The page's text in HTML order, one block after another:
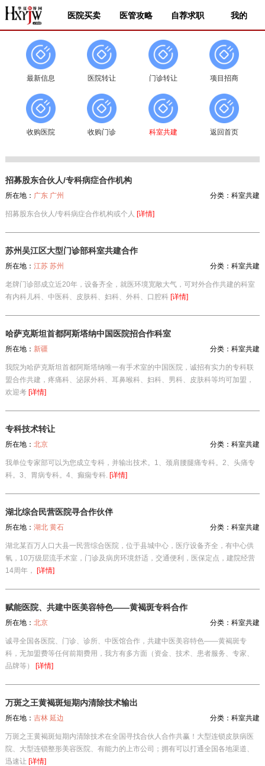
医院买卖 医管攻略 自荐求职 我的
最新信息 医院转让 门诊转让 项目招商
收购医院 收购门诊 科室共建 返回首页
招募股东合伙人/专科病症合作机构
所在地： 广东 广州 分类：科室共建
招募股东合伙人/专科病症合作机构或个人 [详情]
苏州吴江区大型门诊部科室共建合作
所在地： 江苏 苏州 分类：科室共建
老牌门诊部成立近20年，设备齐全，就医环境宽敞大气，可对外合作共建的科室
有内科儿科、中医科、皮肤科、妇科、外科、口腔科 [详情]
哈萨克斯坦首都阿斯塔纳中国医院招合作科室
所在地： 新疆 分类：科室共建
我院为哈萨克斯坦首都阿斯塔纳唯一有手术室的中国医院，诚招有实力的专科联
盟合作共建，疼痛科、泌尿外科、耳鼻喉科、妇科、男科、皮肤科等均可加盟，
欢迎考 [详情]
专科技术转让
所在地： 北京 分类：科室共建
我单位专家部可以为您成立专科，并输出技术。1、颈肩腰腿痛专科。2、头痛专
科。3、胃病专科。4、癫痫专科. [详情]
湖北综合民营医院寻合作伙伴
所在地： 湖北 黄石 分类：科室共建
湖北某百万人口大县一民营综合医院，位于县城中心，医疗设备齐全，有中心供
氧，10万级层流手术室，门诊及病房环境舒适，交通便利，医保定点，建院经营
14周年，
[详情]
赋能医院、共建中医美容特色——黄褐斑专科合作
所在地： 北京 分类：科室共建
诚寻全国各医院、门诊、诊所、中医馆合作，共建中医美容特色——黄褐斑专
科，无加盟费等任何前期费用，我方有多方面（资金、技术、患者服务、专家、
品牌等）
[详情]
万斑之王黄褐斑短期内清除技术输出
所在地： 吉林 延边 分类：科室共建
万斑之王黄褐斑短期内清除技术在全国寻找合伙人合作共赢！大型连锁皮肤病医
院、大型连锁整形美容医院、有能力的上市公司；拥有可以打通全国各地渠道、
迅速让 [详情]